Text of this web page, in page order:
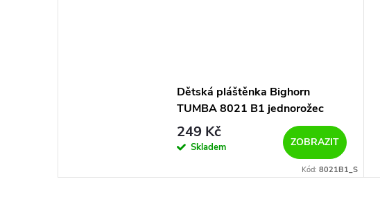
Dětská pláštěnka Bighorn
TUMBA 8021 B1 jednorožec
249 Kč
Skladem ZOBRAZIT
Kód: 8021B1_S